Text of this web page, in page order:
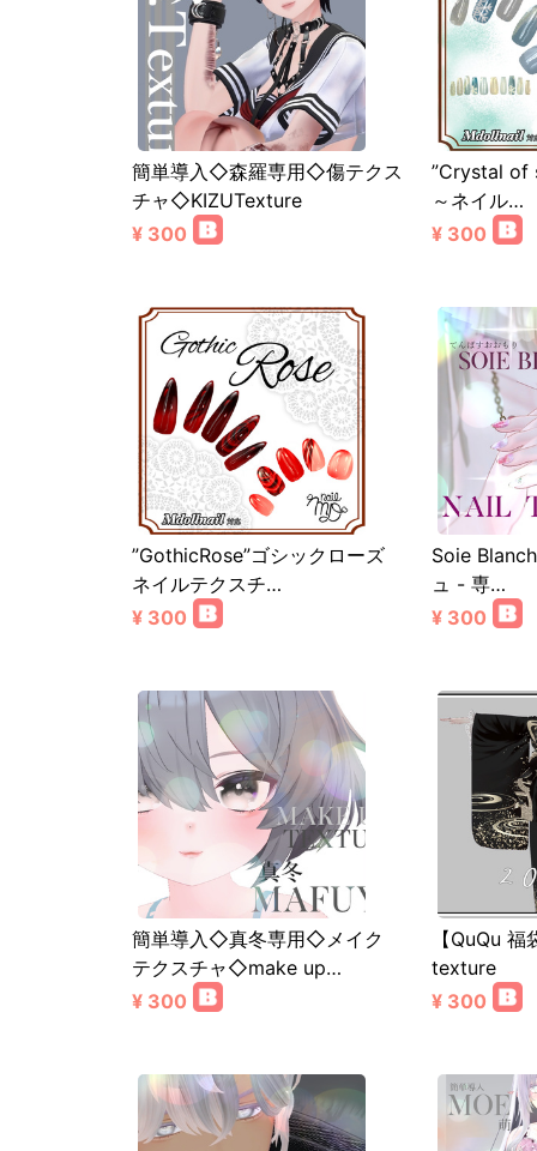
簡単導入◇森羅専用◇傷テクス
チャ◇KIZUTexture
¥ 300
”Crystal of
～ネイル…
¥ 300
”GothicRose”ゴシックローズ
ネイルテクスチ…
¥ 300
Soie
ュ - 専…
¥ 300
簡単導入◇真冬専用◇メイク
テクスチャ◇make up…
¥ 300
【QuQu
texture
¥ 300